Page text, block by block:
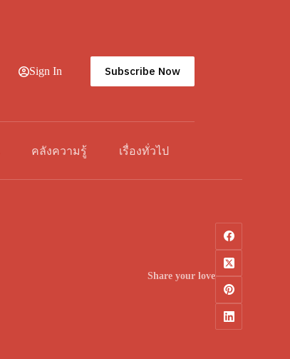
Sign In Subscribe Now
คลังความรู้ เรื่องทั่วไป
Share your love